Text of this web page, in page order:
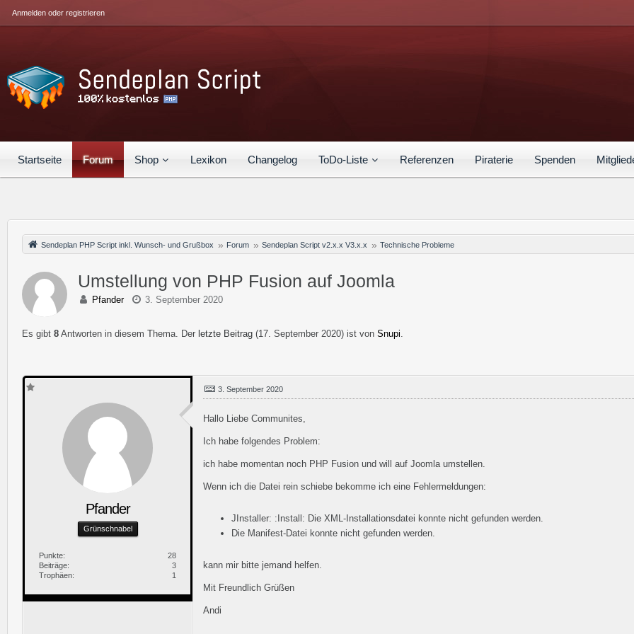
Startseite Forum Shop Lexikon Changelog ToDo-Liste Referenzen Piraterie Spenden
Anmelden oder registrieren
Sendeplan PHP Script inkl. Wunsch- und Grußbox Forum Sendeplan Script v2.x.x V3.x.x Technische Probleme
Umstellung von PHP Fusion auf Joomla
Pfander 3. September 2020
Es gibt 8 Antworten in diesem Thema. Der letzte Beitrag (17. September 2020) ist von Snupi.
Pfander
Grünschnabel
Punkte
28
Beiträge
3
Trophäen
1
3. September 2020
Hallo Liebe Communites,
Ich habe folgendes Problem:
ich habe momentan noch PHP Fusion und will auf Joomla umstellen.
Wenn ich die Datei rein schiebe bekomme ich eine Fehlermeldungen:
JInstaller: :Install: Die XML-Installationsdatei konnte nicht gefunden werden.
Die Manifest-Datei konnte nicht gefunden werden.
kann mir bitte jemand helfen.
Mit Freundlich Grüßen
Andi